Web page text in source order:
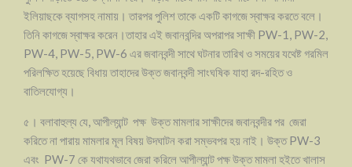
ইলিয়াছকে ব্যাগসহ নামায়। তারপর পুলিশ তাকে একটি কাগজে স্বাক্ষর করতে বলে।
তিনি কাগজে স্বাক্ষর করেন।তাহার এই জবানবন্দির অপরাপর সাক্ষী PW-1, PW-2,
PW-4, PW-5, PW-6 এর জবানবন্দী সাথে ঘটনার তারিখ ও সময়ের যথেষ্ট গরমিল
পরিলক্ষিত হয়েছে বিধায় তাহাদের উক্ত জবানবন্দী সাংঘষিক যাহা রদ-রহিত ও
বাতিলযোগ্য।
৫। বলাবাহুল্য যে, আপীল্যান্ট পক্ষ উক্ত মামলার সাক্ষীদের জবানবন্দীর পর জেরা
করিতে না পারায় মামলার মূল বিষয় উদঘাটন করা সম্ভবপর হয় নাই। উক্ত PW-3
এবং PW-7 কে যথাযথভাবে জেরা করিলে আপীল্যান্ট পক্ষ উক্ত মামলা হইতে খালাস